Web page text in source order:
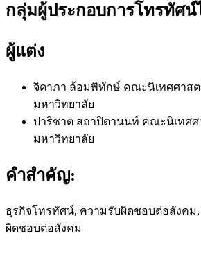
กลุ่มผู้ประกอบการโทรทัศน์
ผู้แต่ง
จิดาภา ล้อมพิทักษ์ คณะนิเทศศาส
มหาวิทยาลัย
ปาริชาต สถาปิตานนท์ คณะนิเทศศ
มหาวิทยาลัย
คำสำคัญ:
ธุรกิจโทรทัศน์, ความรับผิดชอบต่อสังคม
ผิดชอบต่อสังคม